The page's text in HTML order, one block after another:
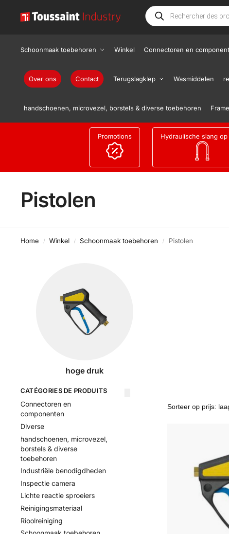
Schoonmaak toebehoren Winkel Connectoren en
Over ons Contact Terugslagklep Wasmiddelen
handschoenen, microvezel, borstels & diverse toebehoren
Promotions Hydraulische slang op
Pistolen
Home / Winkel / Schoonmaak toebehoren / Pistolen
hoge druk
CATÉGORIES DE PRODUITS
Connectoren en
componenten
Diverse
handschoenen, microvezel,
borstels & diverse
toebehoren
Industriële benodigdheden
Inspectie camera
Lichte reactie sproeiers
Reinigingsmateriaal
Rioolreiniging